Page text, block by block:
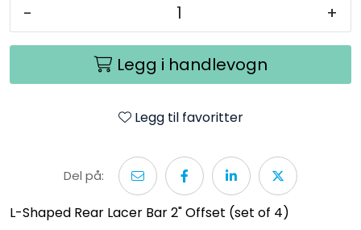
- +
Legg i handlevogn
Legg til favoritter
Del på:
L-Shaped Rear Lacer Bar 2" Offset (set of 4)